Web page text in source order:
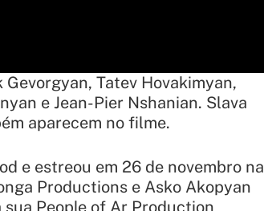
Tatev Hovakimyan,
e Jean-Pier Nshanian. Slava
aparecem no filme.
e estreou em 26 de novembro na
Productions e Asko Akopyan